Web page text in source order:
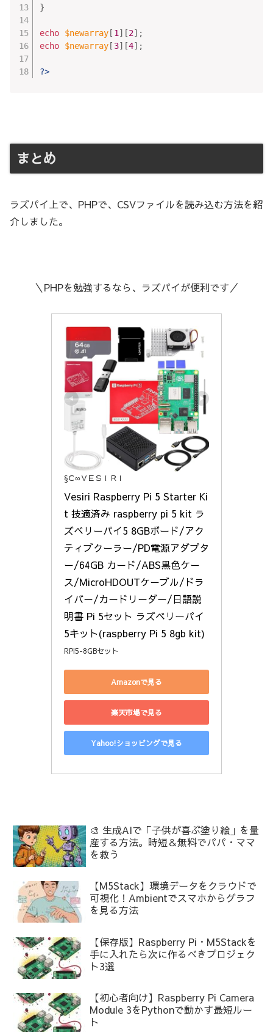
}
echo $newarray [ 1 ] [2] ;
echo
$newarray [ 3] [4] ;
?>
まとめ
ラズパイ上で、PHPで、CSVファイルを読み込む方法を紹
介しました。
＼PHPを勉強するなら、ラズパイが便利です／
§Ｃ∞ＶＥＳＩＲＩ
Vesiri Raspberry Pi 5 Starter Ki
t 技適済み raspberry pi 5 kit ラ
ズベリーパイ5 8GBボード/アク
ティブクーラー/PD電源アダプタ
ー/64GB カード/ABS黒色ケー
ス/MicroHDOUTケーブル/ドラ
イバー/カードリーダー/日語説
明書 Pi 5セット ラズベリーパイ
5キット(raspberry Pi 5 8gb kit)
RPI5-8GBセット
Amazonで見る
楽天市場で見る
Yahoo!ショッピングで見る
🎨 生成AIで「子供が喜ぶ塗り絵」を量
産する方法。時短＆無料でパパ・ママ
を救う
【M5Stack】環境データをクラウドで
可視化！Ambientでスマホからグラフ
を見る方法
【保存版】Raspberry Pi・M5Stackを
手に入れたら次に作るべきプロジェク
ト3選
【初心者向け】Raspberry Pi Camera
Module 3をPythonで動かす最短ルー
ト